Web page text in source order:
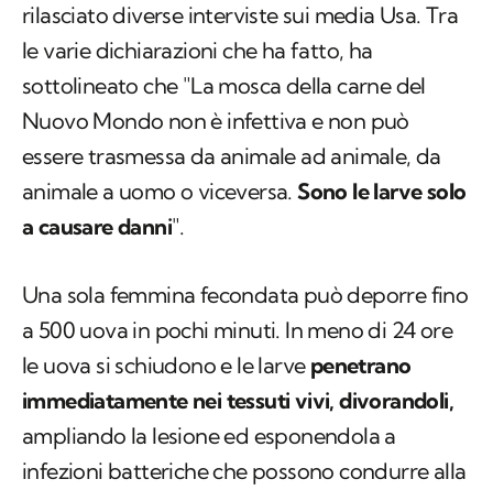
rilasciato diverse interviste sui media Usa. Tra
le varie dichiarazioni che ha fatto, ha
sottolineato che "La mosca della carne del
Nuovo Mondo non è infettiva e non può
essere trasmessa da animale ad animale, da
animale a uomo o viceversa.Sono le larve solo
a causare danni".
Una sola femmina fecondata può deporre fino
a 500 uova in pochi minuti. In meno di 24 ore
le uova si schiudono e le larve penetrano
immediatamente nei tessuti vivi, divorandoli,
ampliando la lesione ed esponendola a
infezioni batteriche che possono condurre alla